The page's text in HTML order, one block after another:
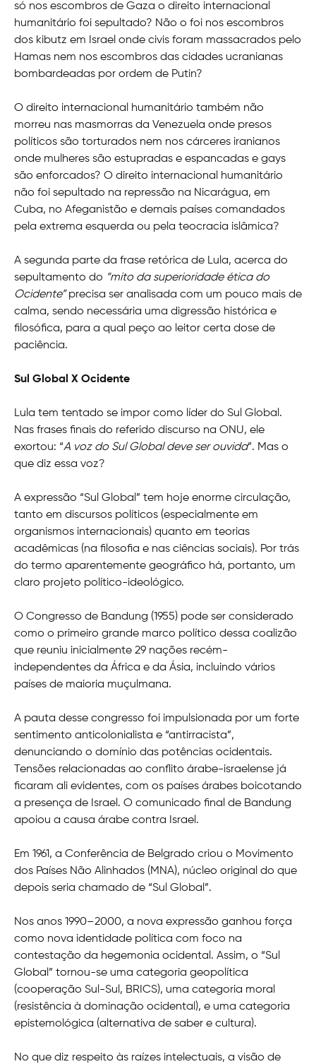
só nos escombros de Gaza o direito internacional
humanitário foi sepultado? Não o foi nos escombros
dos kibutz em Israel onde civis foram massacrados pelo
Hamas nem nos escombros das cidades ucranianas
bombardeadas por ordem de Putin?
O direito internacional humanitário também não
morreu nas masmorras da Venezuela onde presos
políticos são torturados nem nos cárceres iranianos
onde mulheres são estupradas e espancadas e gays
são enforcados? O direito internacional humanitário
não foi sepultado na repressão na Nicarágua, em
Cuba, no Afeganistão e demais países comandados
pela extrema esquerda ou pela teocracia islâmica?
A segunda parte da frase retórica de Lula, acerca do
sepultamento do “mito da superioridade ética do
Ocidente” precisa ser analisada com um pouco mais de
calma, sendo necessária uma digressão histórica e
filosófica, para a qual peço ao leitor certa dose de
paciência.
Sul Global X Ocidente
Lula tem tentado se impor como líder do Sul Global.
Nas frases finais do referido discurso na ONU, ele
exortou: “A voz do Sul Global deve ser ouvida”. Mas o
que diz essa voz?
A expressão “Sul Global” tem hoje enorme circulação,
tanto em discursos políticos (especialmente em
organismos internacionais) quanto em teorias
acadêmicas (na filosofia e nas ciências sociais). Por trás
do termo aparentemente geográfico há, portanto, um
claro projeto político-ideológico.
O Congresso de Bandung (1955) pode ser considerado
como o primeiro grande marco político dessa coalizão
que reuniu inicialmente 29 nações recém-
independentes da África e da Ásia, incluindo vários
países de maioria muçulmana.
A pauta desse congresso foi impulsionada por um forte
sentimento anticolonialista e “antirracista”,
denunciando o domínio das potências ocidentais.
Tensões relacionadas ao conflito árabe-israelense já
ficaram ali evidentes, com os países árabes boicotando
a presença de Israel. O comunicado final de Bandung
apoiou a causa árabe contra Israel.
Em 1961, a Conferência de Belgrado criou o Movimento
dos Países Não Alinhados (MNA), núcleo original do que
depois seria chamado de “Sul Global”.
Nos anos 1990–2000, a nova expressão ganhou força
como nova identidade política com foco na
contestação da hegemonia ocidental. Assim, o “Sul
Global” tornou-se uma categoria geopolítica
(cooperação Sul-Sul, BRICS), uma categoria moral
(resistência à dominação ocidental), e uma categoria
epistemológica (alternativa de saber e cultura).
No que diz respeito às raízes intelectuais, a visão de